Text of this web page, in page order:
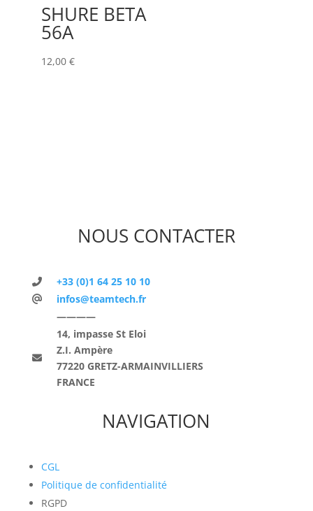
SHURE BETA
56A
12,00 €
NOUS CONTACTER
+33 (0)1 64 25 10 10
infos@teamtech.fr
————
14, impasse St Eloi
Z.I. Ampère
77220 GRETZ-ARMAINVILLIERS
FRANCE
NAVIGATION
CGL
Politique de confidentialité
RGPD